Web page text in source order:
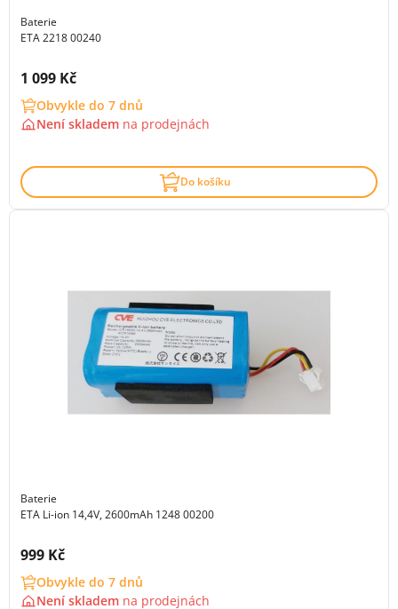
Baterie
ETA 2218 00240
Cena s DPH:
1 099 Kč
Obvykle do 7 dnů
Není skladem na prodejnách
Do košíku
Baterie
ETA Li-ion 14,4V, 2600mAh 1248 00200
Cena s DPH:
999 Kč
Obvykle do 7 dnů
Není skladem na prodejnách